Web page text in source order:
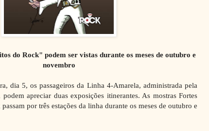
do Rock" podem ser vistas durante os meses de outubro e
novembro
dia 5, os passageiros da Linha 4-Amarela, administrada pela
apreciar duas exposições itinerantes. As mostras Fortes
por três estações da linha durante os meses de outubro e